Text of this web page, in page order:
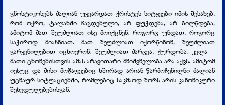
გნოსტიკოსებს ძალიან უყვარდათ ქრისტეს სიტყვები იმის შესახებ,
რომ ოქრო, ტალახში ჩაგდებული, არ ფუჭდება, არ ბილწდება,
ამიტომ მათ შეუძლიათ ისე მოიქცნენ, როგორც უნდათ, როგორც
საჭიროდ მიაჩნიათ. მათ შეუძლიათ იქორწინონ, შეუძლიათ
გარყვნილებით იცხოვრონ, შეუძლიათ ძარცვა, ქურდობა, კვლა –
მათი ცხონებისთვის ამას არავითარი მნიშვნელობა არა აქვს. ამიტომ
იესუც და მისი მოწაფეებიც ხშირად არიან წარმოჩენილნი ძალიან
უცნაურ სიტუაციებში, რომლებიც საკმაოდ შორს არის კანონიკური
შეხედულებებისგან.